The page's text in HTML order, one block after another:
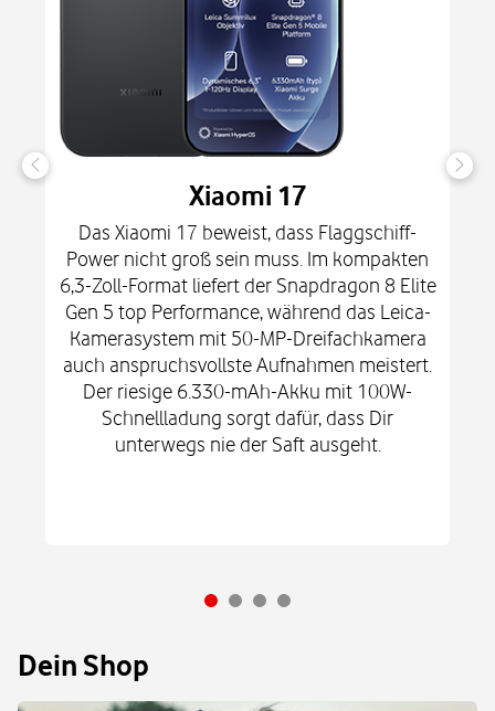
Xiaomi 17
Das Xiaomi 17 beweist, dass Flaggschiff-
Power nicht groß sein muss. Im kompakten
6,3-Zoll-Format liefert der Snapdragon 8 Elite
Gen 5 top Performance, während das Leica-
Kamerasystem mit 50-MP-Dreifachkamera
auch anspruchsvollste Aufnahmen meistert.
Der riesige 6.330-mAh-Akku mit 100W-
Schnellladung sorgt dafür, dass Dir
unterwegs nie der Saft ausgeht.
Dein Shop